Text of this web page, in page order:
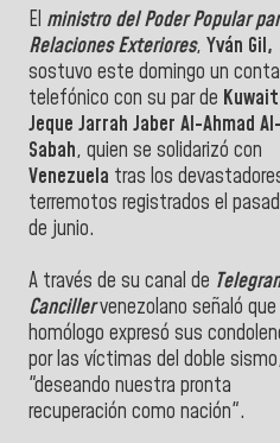
El ministro del Poder Popular
Relaciones Exteriores, Yván Gil,
sostuvo este domingo un
telefónico con su par de Kuwait
Jeque Jarrah Jaber Al-Ahmad Al-
Sabah, quien se solidarizó con
Venezuela tras los
terremotos registrados el
de junio.
A través de su canal de
Cancillervenezolano señaló
homólogo expresó sus
por las víctimas del doble
"deseando nuestra pronta
recuperación como nación".